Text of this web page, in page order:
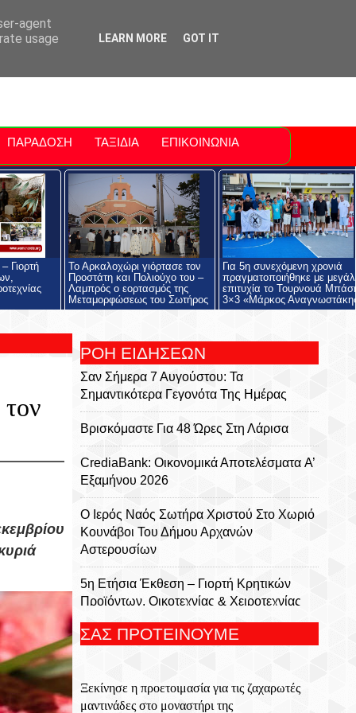
Polis
ΠΑΡΑΔΟΣΗ ΤΑΞΙΔΙΑ ΕΠΙΚΟΙΝΩΝΙΑ
Γιορτή
Το Αρκαλοχώρι γιόρτασε τον
Προστάτη και Πολιούχο του –
Λαμπρός ο εορτασμός της
Μεταμορφώσεως του Σωτήρος
Για 5η συνεχόμενη χρονιά
πραγματοποιήθηκε με
επιτυχία το Τουρνουά
3×3 «Μάρκος
ΡΟΗ ΕΙΔΗΣΕΩΝ
Σαν Σήμερα 7 Αυγούστου: Τα
Σημαντικότερα Γεγονότα Της Ημέρας
Βρισκόμαστε Για 48 Ώρες Στη Λάρισα
CrediaBank: Οικονομικά Αποτελέσματα A’
Εξαμήνου 2026
Ο Ιερός Ναός Σωτήρα Χριστού Στο Χωριό
Κουνάβοι Του Δήμου Αρχανών
Αστερουσίων
5η Ετήσια Έκθεση – Γιορτή Κρητικών
Προϊόντων, Οικοτεχνίας & Χειροτεχνίας
Το Αρκαλοχώρι Γιόρτασε Τον Προστάτη
Σωτήρος
ΣΑΣ ΠΡΟΤΕΙΝΟΥΜΕ
Ξεκίνησε η προετοιμασία για τις ζαχαρωτές
μαντινάδες στο μοναστήρι της
agent
usage
LEARN MORE GOT IT